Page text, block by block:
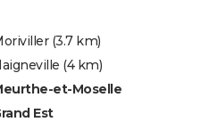
(3.7 km)
(4 km)
et-Moselle
Est